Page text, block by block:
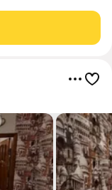
Новый